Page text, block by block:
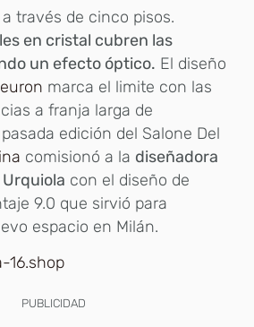
través de cinco pisos.
en cristal cubren las
un efecto óptico. El diseño
marca el limite con las
a franja larga de
edición del Salone Del
comisionó a la diseñadora
con el diseño de
9.0 que sirvió para
espacio en Milán.
16.shop
PUBLICIDAD